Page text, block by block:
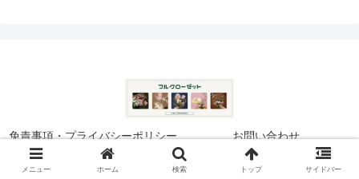
免責事項・プライバシーポリシー お問い合わせ
© 2024 フルクローゼット.
メニュー ホーム 検索 トップ サイドバー